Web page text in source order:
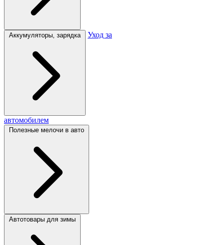
Аккумуляторы, зарядка Уход за
автомобилем
Полезные мелочи в авто
Автотовары для зимы